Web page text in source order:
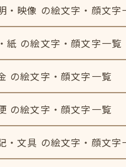
・映像 の絵文字・顔文字
紙 の絵文字・顔文字一覧
の絵文字・顔文字一覧
の絵文字・顔文字一覧
・文具 の絵文字・顔文字